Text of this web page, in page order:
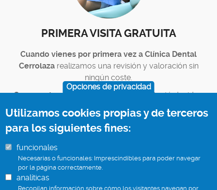
PRIMERA VISITA GRATUITA
Cuando vienes por primera vez a Clínica Dental
Cerrolazarealizamos una revisión y valoración sin
ningún coste.
Con nuestro diagnóstico y presupuesto, tú decides.
Opciones de privacidad
Utilizamos cookies propias y de terceros
para los siguientes fines:
funcionales
Necesarias o funcionales: Imprescindibles para poder navegar
por la página correctamente.
analíticas
Recopilan información sobre cómo los visitantes navegan por